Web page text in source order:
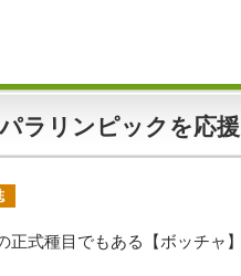
ラリンピックを応
正式種目でもある【ボッチャ